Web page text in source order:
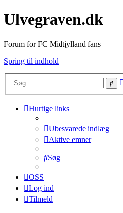
Ulvegraven.dk
Forum for FC Midtjylland fans
Spring til indhold
Søg
Hurtige links
Ubesvarede indlæg
Aktive emner
Søg
OSS
Log ind
Tilmeld